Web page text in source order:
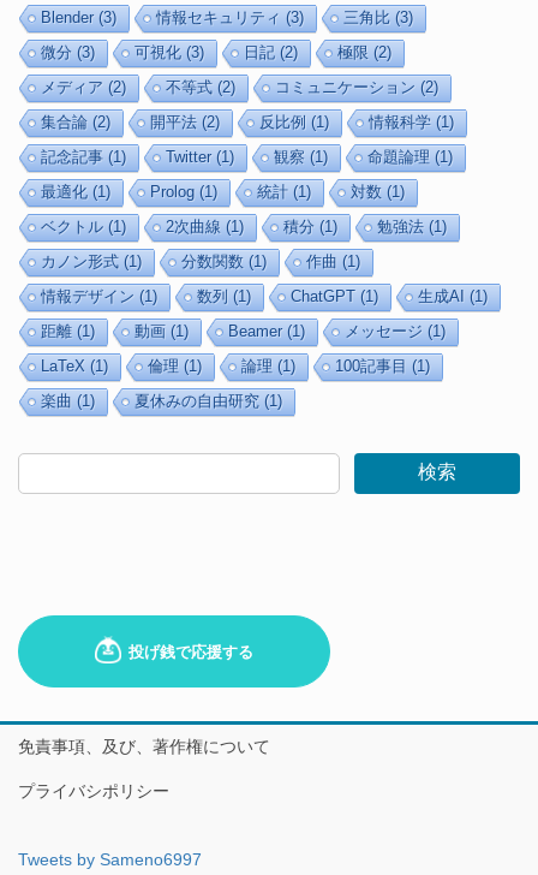
Blender(3) 情報セキュリティ (3) 三角比 (3)
微分 (3) 可視化 (3) 日記 (2) 極限 (2)
メディア (2) 不等式 (2) コミュニケーション (2)
集合論 (2) 開平法 (2) 反比例 (1) 情報科学 (1)
記念記事 (1) Twitter(1) 観察 (1) 命題論理 (1)
最適化 (1) Prolog (1) 統計 (1) 対数 (1)
ベクトル(1) 2次曲線 (1) 積分 (1) 勉強法 (1)
カノン形式 (1) 分数関数 (1) 作曲 (1)
情報デザイン (1) 数列 (1) ChatGPT(1) 生成AI (1)
距離(1) 動画(1) Beamer(1) メッセージ (1)
LaTeX (1) 倫理 (1) 論理 (1) 100記事目 (1)
楽曲 (1) 夏休みの自由研究 (1)
検索
免責事項、及び、著作権について
プライバシポリシー
Tweets by Sameno6997